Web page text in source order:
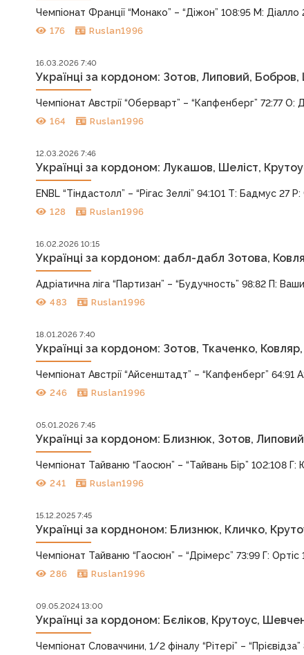
Чемпіонат Франції “Монако” – “Діжон” 108:95 М:
176 Ruslan1996
16.03.2026 7:40
Українці за кордоном: Зотов, Липовий,
Чемпіонат Австрії “Оберварт” – “Капфенберг” 72:77
164 Ruslan1996
12.03.2026 7:46
Українці за кордоном: Лукашов, Шеліст,
ENBL “Тіндастолл” – “Рігас Зеллі” 94:101 Т: Бадмус 27
128 Ruslan1996
16.02.2026 10:15
Українці за кордоном: дабл-дабл Зотова,
Адріатична ліга “Партизан” – “Будучность” 98:82 П:
483 Ruslan1996
18.01.2026 7:40
Українці за кордоном: Зотов, Ткаченко,
Чемпіонат Австрії “Айсенштадт” – “Капфенберг”
246 Ruslan1996
05.01.2026 7:45
Українці за кордоном: Близнюк, Зотов,
Чемпіонат Тайваню “Гаосюн” – “Тайвань Бір” 102:108
241 Ruslan1996
15.12.2025 7:45
Українці за кордноном: Близнюк, Кличко,
Чемпіонат Тайваню “Гаосюн” – “Дрімерс” 73:99 Г:
286 Ruslan1996
09.05.2024 13:00
Українці за кордоном: Бєліков, Крутоус,
Чемпіонат Словаччини, 1/2 фіналу “Рітері” –